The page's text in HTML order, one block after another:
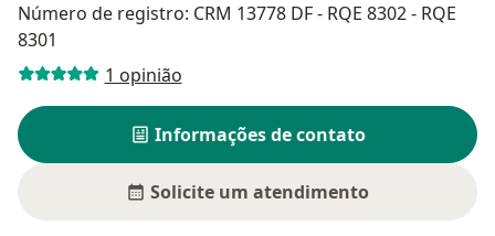
Número de registro: CRM 13778 DF - RQE 8302 - RQE
8301
1 opinião
Informações de contato
Solicite um atendimento